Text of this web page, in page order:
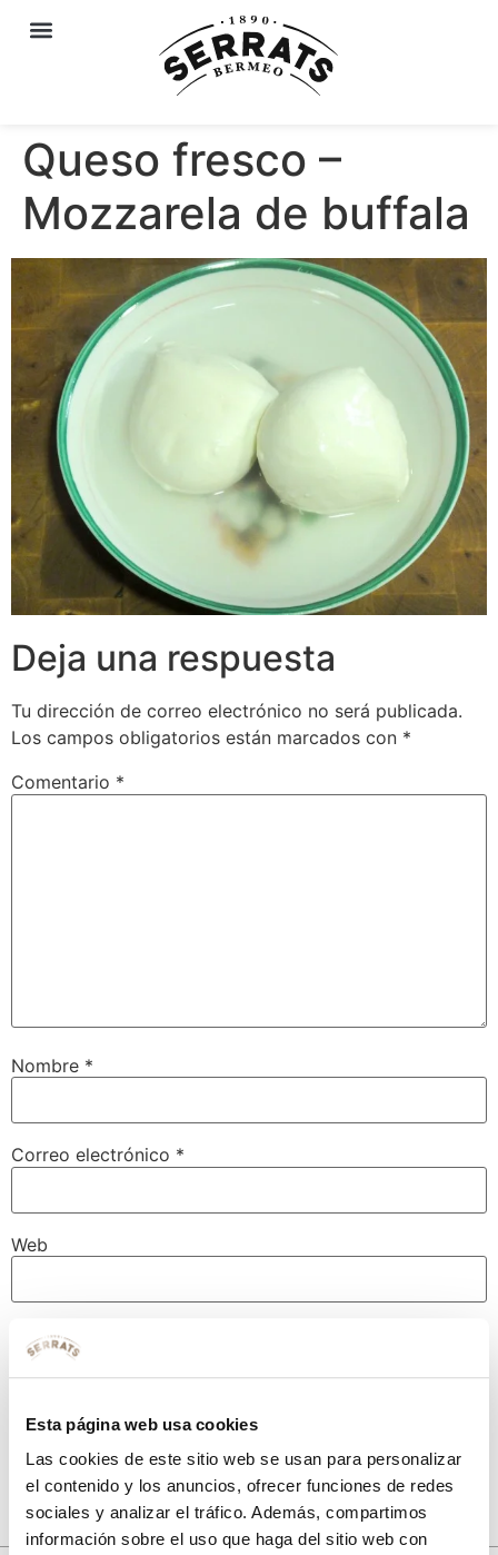
Esta página web usa cookies
Las cookies de este sitio web se usan para personalizar
el contenido y los anuncios, ofrecer funciones de redes
sociales y analizar el tráfico. Además, compartimos
información sobre el uso que haga del sitio web con
Queso fresco –
Mozzarela de buffala
Deja una respuesta
Tu dirección de correo electrónico no será publicada.
Los campos obligatorios están marcados con *
Comentario *
Nombre *
Correo electrónico *
Web
Guarda mi nombre, correo electrónico y web en este
navegador para la próxima vez que comente.